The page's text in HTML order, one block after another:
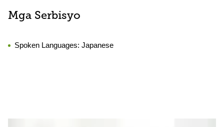
Mga Serbisyo
Spoken Languages: Japanese